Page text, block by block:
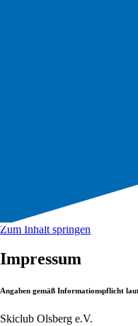
Zum Inhalt springen
Impressum
Angaben gemäß Informationspflicht
Skiclub Olsberg e.V.